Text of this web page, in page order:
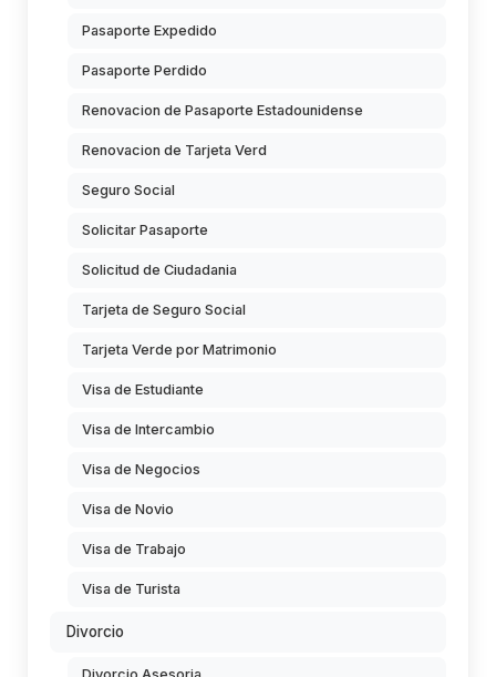
Pasaporte Expedido
Pasaporte Perdido
Renovacion de Pasaporte Estadounidense
Renovacion de Tarjeta Verd
Seguro Social
Solicitar Pasaporte
Solicitud de Ciudadania
Tarjeta de Seguro Social
Tarjeta Verde por Matrimonio
Visa de Estudiante
Visa de Intercambio
Visa de Negocios
Visa de Novio
Visa de Trabajo
Visa de Turista
Divorcio